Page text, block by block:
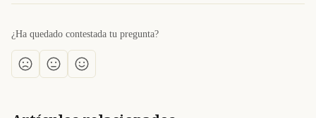
¿Ha quedado contestada tu pregunta?